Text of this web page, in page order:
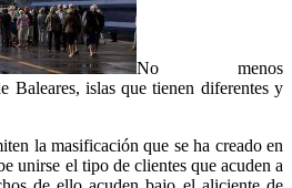
No menos
Baleares, islas que tienen diferentes y
la masificación que se ha creado en
unirse el tipo de clientes que acuden a